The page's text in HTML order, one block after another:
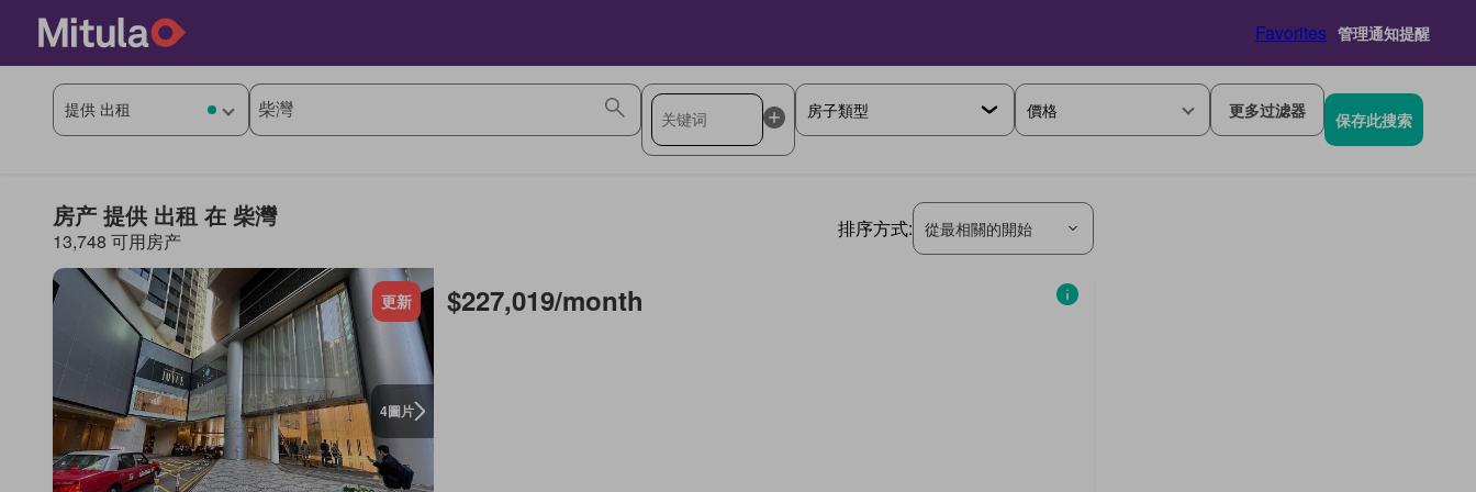
Favorites 管理通知提醒
價格 更多过滤器 保存此搜索
房产 提供 出租 在 柴灣
13,748 可用房产
排序方式: 從最相關的開始
4圖片
更新 $227,019/month